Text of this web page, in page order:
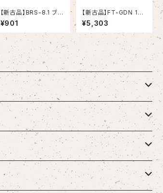
【新古品】BRS-8.1 ブロ
ーチリーマ ストレートシ
ャンク（日研工作所）
¥901
【新古品】FT-GDN 12.
0 超硬ドリル (OSG)
¥5,303